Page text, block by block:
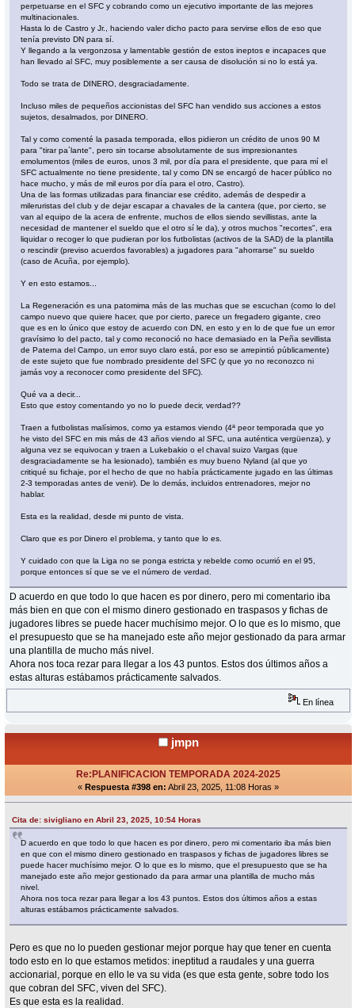
perpetuarse en el SFC y cobrando como un ejecutivo importante de las mejores
multinacionales.
Hasta lo de Castro y Jr., haciendo valer dicho pacto para servirse ellos de eso que
tenía previsto DN para sí.
Y llegando a la vergonzosa y lamentable gestión de estos ineptos e incapaces que
han llevado al SFC, muy posiblemente a ser causa de disolución si no lo está ya.
Todo se trata de DINERO, desgraciadamente.
Incluso miles de pequeños accionistas del SFC han vendido sus acciones a estos
sujetos, desalmados, por DINERO.
Tal y como comenté la pasada temporada, ellos pidieron un crédito de unos 90 M
para "tirar pa´lante", pero sin tocarse absolutamente de sus impresionantes
emolumentos (miles de euros, unos 3 mil, por día para el presidente, que para mí el
SFC actualmente no tiene presidente, tal y como DN se encargó de hacer público no
hace mucho, y más de mil euros por día para el otro, Castro).
Una de las formas utilizadas para financiar ese crédito, además de despedir a
mileruristas del club y de dejar escapar a chavales de la cantera (que, por cierto, se
van al equipo de la acera de enfrente, muchos de ellos siendo sevillistas, ante la
necesidad de mantener el sueldo que el otro sí le da), y otros muchos "recortes", era
liquidar o recoger lo que pudieran por los futbolistas (activos de la SAD) de la plantilla
o rescindir (previso acuerdos favorables) a jugadores para "ahorrarse" su sueldo
(caso de Acuña, por ejemplo).
Y en esto estamos...
La Regeneración es una patomima más de las muchas que se escuchan (como lo del
campo nuevo que quiere hacer, que por cierto, parece un fregadero gigante, creo
que es en lo único que estoy de acuerdo con DN, en esto y en lo de que fue un error
gravísimo lo del pacto, tal y como reconoció no hace demasiado en la Peña sevillista
de Paterna del Campo, un error suyo claro está, por eso se arrepintió públicamente)
de este sujeto que fue nombrado presidente del SFC (y que yo no reconozco ni
jamás voy a reconocer como presidente del SFC).
Qué va a decir...
Esto que estoy comentando yo no lo puede decir, verdad??
Traen a futbolistas malísimos, como ya estamos viendo (4ª peor temporada que yo
he visto del SFC en mis más de 43 años viendo al SFC, una auténtica vergüenza), y
alguna vez se equivocan y traen a Lukebakio o el chaval suizo Vargas (que
desgraciadamente se ha lesionado), también es muy bueno Nyland (al que yo
critiqué su fichaje, por el hecho de que no había prácticamente jugado en las últimas
2-3 temporadas antes de venir). De lo demás, incluidos entrenadores, mejor no
hablar.
Esta es la realidad, desde mi punto de vista.
Claro que es por Dinero el problema, y tanto que lo es.
Y cuidado con que la Liga no se ponga estricta y rebelde como ocurrió en el 95,
porque entonces sí que se ve el número de verdad.
D acuerdo en que todo lo que hacen es por dinero, pero mi comentario iba
más bien en que con el mismo dinero gestionado en traspasos y fichas de
jugadores libres se puede hacer muchísimo mejor. O lo que es lo mismo, que
el presupuesto que se ha manejado este año mejor gestionado da para armar
una plantilla de mucho más nivel.
Ahora nos toca rezar para llegar a los 43 puntos. Estos dos últimos años a
estas alturas estábamos prácticamente salvados.
En línea
jmpn
Re:PLANIFICACION TEMPORADA 2024-2025
« Respuesta #398 en: Abril 23, 2025, 11:08 Horas »
Cita de: sivigliano en Abril 23, 2025, 10:54 Horas
D acuerdo en que todo lo que hacen es por dinero, pero mi comentario iba más bien
en que con el mismo dinero gestionado en traspasos y fichas de jugadores libres se
puede hacer muchísimo mejor. O lo que es lo mismo, que el presupuesto que se ha
manejado este año mejor gestionado da para armar una plantilla de mucho más
nivel.
Ahora nos toca rezar para llegar a los 43 puntos. Estos dos últimos años a estas
alturas estábamos prácticamente salvados.
Pero es que no lo pueden gestionar mejor porque hay que tener en cuenta
todo esto en lo que estamos metidos: ineptitud a raudales y una guerra
accionarial, porque en ello le va su vida (es que esta gente, sobre todo los
que cobran del SFC, viven del SFC).
Es que esta es la realidad.